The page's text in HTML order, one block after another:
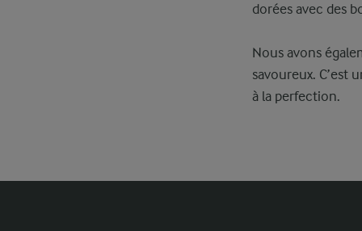
dorées avec des
Nous avons
savoureux. C’est
à la perfection.